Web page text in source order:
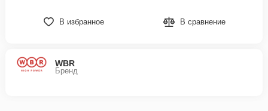
WBR
Бренд
В избранное В сравнение